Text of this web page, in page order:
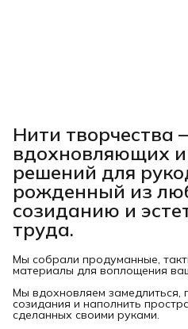
Нити творчества
вдохновляющих
решений для
рожденный из
созиданию и
труда.
Мы собрали продуманные,
материалы для воплощения
Мы вдохновляем замедлиться,
созидания и наполнить
сделанных своими руками.